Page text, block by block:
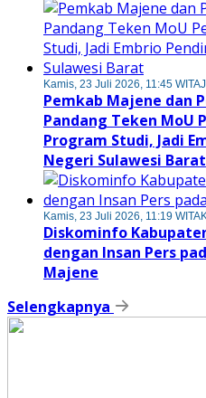
Kamis, 23 Juli 2026, 11:45 WITA
Pemkab Majene dan
Pandang Teken MoU
Program Studi, Jadi
Negeri Sulawesi Barat
Kamis, 23 Juli 2026, 11:19 WITA
Diskominfo
dengan Insan Pers
Majene
Selengkapnya